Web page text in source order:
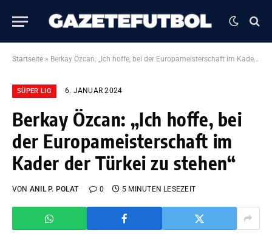
Startseite » Berkay Özcan: „Ich hoffe, bei der Europameisterschaft im Kader der Türkei zu stehen“
SÜPER LIG 6. JANUAR 2024
Berkay Özcan: „Ich hoffe, bei
der Europameisterschaft im
Kader der Türkei zu stehen“
VON ANIL P. POLAT 0 5 MINUTEN LESEZEIT